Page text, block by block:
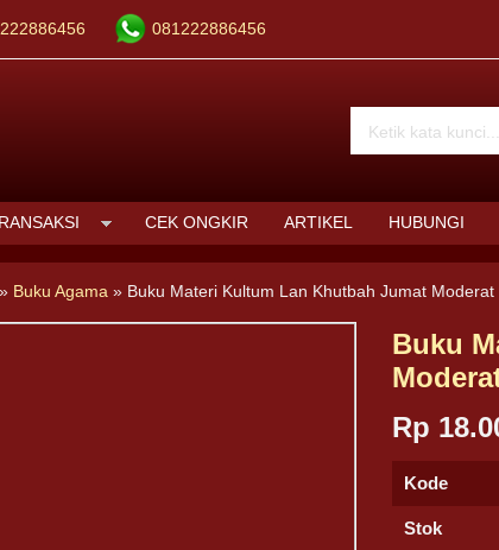
081222886456
CEK ONGKIR ARTIKEL HUBUNGI
» Buku Agama » Buku Materi Kultum Lan Khutbah Jumat Moderat
Buku
Rp
Kode
Stok